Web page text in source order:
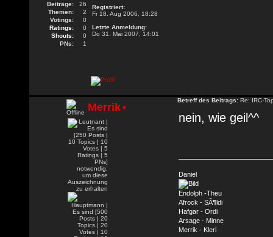
Beiträge:
26
Themen:
2
Votings:
0
Ratings:
0
Shouts:
0
PNs:
1
Registriert:
Fr 18. Aug 2006, 18:28
Letzte Anmeldung:
Do 31. Mai 2007, 14:01
Merrik•
Betreff des Beitrags: Re: IRC-
nein, wie geil^^
Daniel
Endolph -Theu
Afrock - SÃ¶ldi
Hafgar - Ordi
Arsage - Minne
Merrik - Kleri